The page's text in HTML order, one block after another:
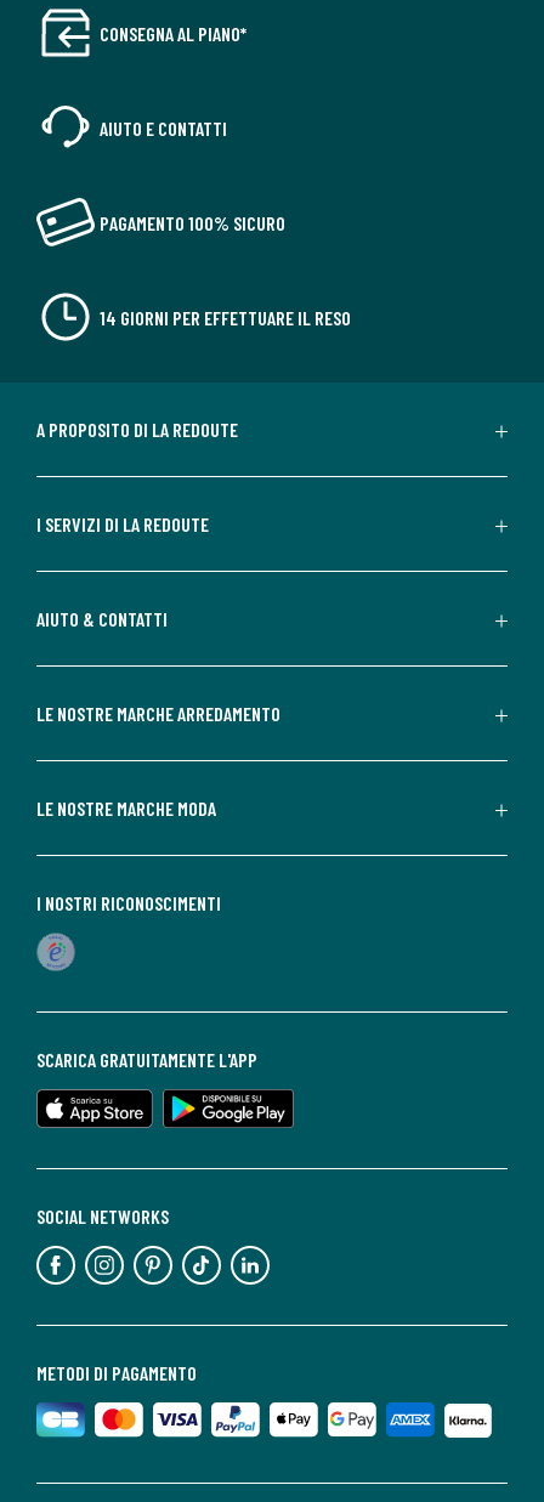
CONSEGNA AL PIANO*
AIUTO E CONTATTI
PAGAMENTO 100% SICURO
14 GIORNI PER EFFETTUARE IL RESO
A PROPOSITO DI LA REDOUTE
I SERVIZI DI LA REDOUTE
AIUTO & CONTATTI
LE NOSTRE MARCHE ARREDAMENTO
LE NOSTRE MARCHE MODA
METODI DI PAGAMENTO
SOCIAL NETWORKS
SCARICA GRATUITAMENTE L'APP
I NOSTRI RICONOSCIMENTI